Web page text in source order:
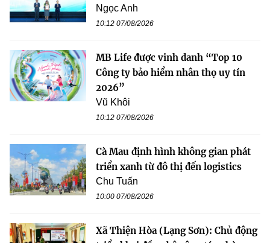
Ngọc Anh
10:12 07/08/2026
MB Life được vinh danh “Top 10
Công ty bảo hiểm nhân thọ uy tín
2026”
Vũ Khôi
10:12 07/08/2026
Cà Mau định hình không gian phát
triển xanh từ đô thị đến logistics
Chu Tuấn
10:00 07/08/2026
Xã Thiện Hòa (Lạng Sơn): Chủ động